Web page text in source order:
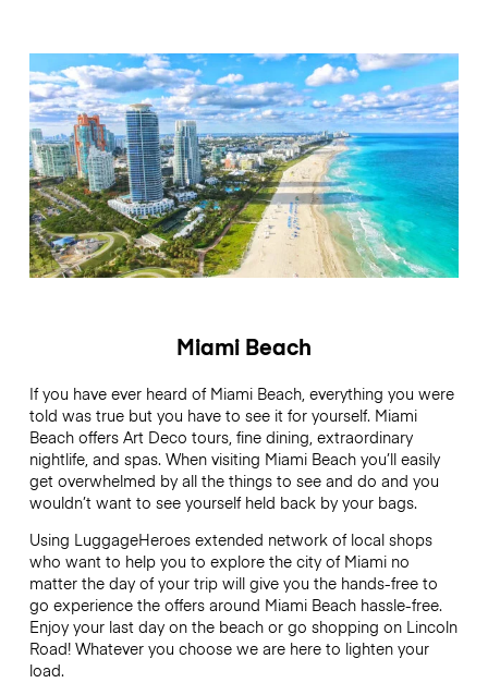
Miami Beach
If you have ever heard of Miami Beach, everything you were
told was true but you have to see it for yourself. Miami
Beach offers Art Deco tours, fine dining, extraordinary
nightlife, and spas. When visiting Miami Beach you’ll easily
get overwhelmed by all the things to see and do and you
wouldn’t want to see yourself held back by your bags.
Using LuggageHeroes extended network of local shops
who want to help you to explore the city of Miami no
matter the day of your trip will give you the hands-free to
go experience the offers around Miami Beach hassle-free.
Enjoy your last day on the beach or go shopping on Lincoln
Road! Whatever you choose we are here to lighten your
load.